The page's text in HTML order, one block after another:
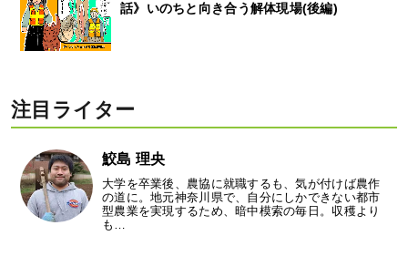
話》いのちと向き合う解体現場(後編)
注目ライター
鮫島 理央
大学を卒業後、農協に就職するも、気が付けば農作
の道に。地元神奈川県で、自分にしかできない都市
型農業を実現するため、暗中模索の毎日。収穫より
も…